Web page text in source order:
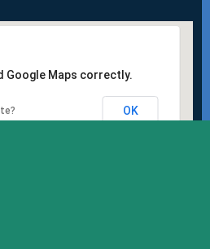
Google Maps correctly.
OK